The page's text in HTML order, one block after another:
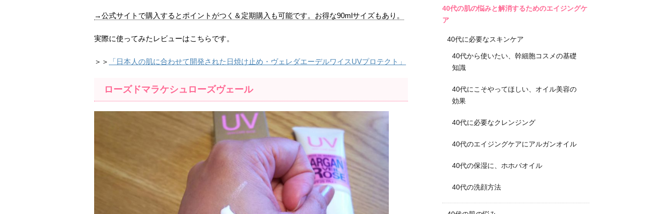
→公式サイトで購入するとポイントがつく＆定期購入も可能です。お得な90mlサイズもあり。
実際に使ってみたレビューはこちらです。
＞＞ 「日本人の肌に合わせて開発された日焼け止め・ヴェレダエーデルワイスUVプロテクト」
ローズドマラケシュローズヴェール
40代の肌の悩みと解消するためのエイジングケ
ア
40代に必要なスキンケア
40代から使いたい、幹細胞コスメの基礎
知識
40代にこそやってほしい、オイル美容の
効果
40代に必要なクレンジング
40代のエイジングケアにアルガンオイル
40代の保湿に、ホホバオイル
40代の洗顔方法